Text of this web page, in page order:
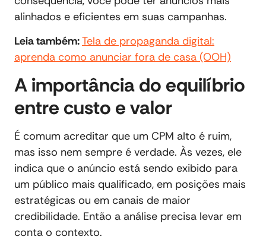
alinhados e eficientes em suas campanhas.
Leia também:Tela de propaganda digital:
aprenda como anunciar fora de casa (OOH)
A importância do equilíbrio
entre custo e valor
É comum acreditar que um CPM alto é ruim,
mas isso nem sempre é verdade. Às vezes, ele
indica que o anúncio está sendo exibido para
um público mais qualificado, em posições mais
estratégicas ou em canais de maior
credibilidade. Então a análise precisa levar em
conta o contexto.